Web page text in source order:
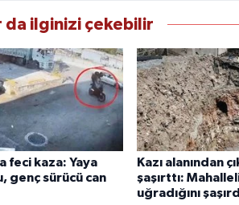
da ilginizi çekebilir
feci kaza: Yaya
genç sürücü can
Kazı alanından
şaşırttı:
uğradığını